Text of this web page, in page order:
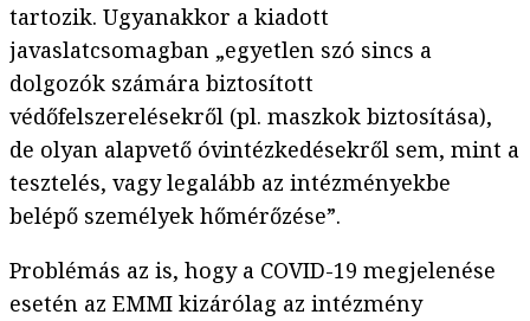
tartozik. Ugyanakkor a kiadott
javaslatcsomagban „egyetlen szó sincs a
dolgozók számára biztosított
védőfelszerelésekről (pl. maszkok biztosítása),
de olyan alapvető óvintézkedésekről sem, mint a
tesztelés, vagy legalább az intézményekbe
belépő személyek hőmérőzése”.
Problémás az is, hogy a COVID-19 megjelenése
esetén az EMMI kizárólag az intézmény